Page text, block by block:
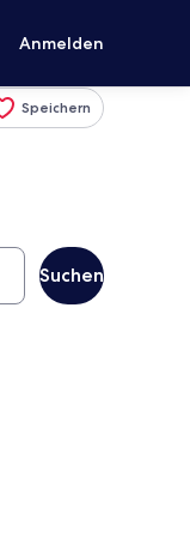
Anmelden
Speichern
Suchen